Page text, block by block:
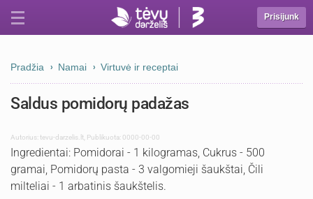
Prisijunk
Pradžia Namai Virtuvė ir receptai
Saldus pomidorų padažas
Autorius:tevu-darzelis.lt Publikuota: 0000-00-00
Ingredientai: Pomidorai - 1 kilogramas, Cukrus - 500
gramai, Pomidorų pasta - 3 valgomieji šaukštai, Čili
milteliai - 1 arbatinis šaukštelis.